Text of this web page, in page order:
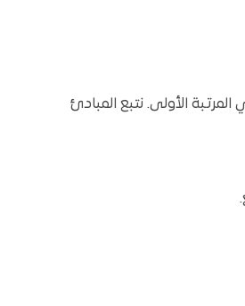
الأولى. نتبع المبادئ